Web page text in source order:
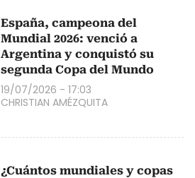
España, campeona del
Mundial 2026: venció a
Argentina y conquistó su
segunda Copa del Mundo
19/07/2026 - 17:03
CHRISTIAN AMÉZQUITA
¿Cuántos mundiales y copas